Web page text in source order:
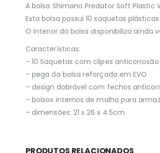
A bolsa Shimano Predator Soft
Esta bolsa possui 10 saquetas
O interior da bolsa disponibiliza ainda
Características:
– 10 Saquetas com clipes anticorrosão
– pega da bolsa reforçada em EVO
– design dobrável com fechos
– bolsos internos de malha para
– dimensões: 21 x 26 x 4.5cm
PRODUTOS RELACIONADOS